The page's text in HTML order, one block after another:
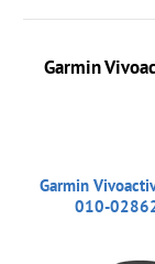
Garmin
Garmin
010-